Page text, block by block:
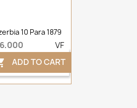
10 Para 1879
VF
ADD TO CART